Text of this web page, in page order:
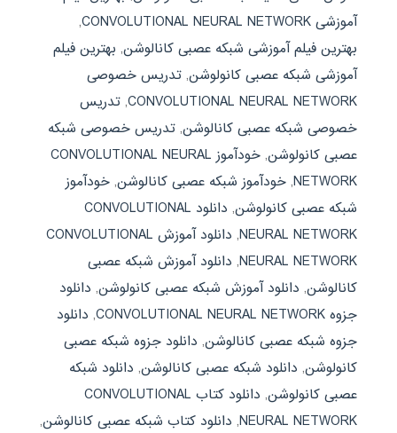
آموزشی CONVOLUTIONAL NEURAL NETWORK
,
بهترین فیلم آموزشی شبکه عصبی کانالوشن, بهترین فیلم
آموزشی شبکه عصبی کانولوشن, تدریس خصوصی
CONVOLUTIONAL NEURAL NETWORK
, تدریس
خصوصی شبکه عصبی کانالوشن, تدریس خصوصی شبکه
عصبی کانولوشن,
خودآموز CONVOLUTIONAL NEURAL
NETWORK
, خودآموز شبکه عصبی کانالوشن, خودآموز
شبکه عصبی کانولوشن,
دانلود CONVOLUTIONAL
NEURAL NETWORK
,
دانلود آموزش CONVOLUTIONAL
NEURAL NETWORK
, دانلود آموزش شبکه عصبی
کانالوشن, دانلود آموزش شبکه عصبی کانولوشن, دانلود
جزوه CONVOLUTIONAL NEURAL NETWORK
, دانلود
جزوه شبکه عصبی کانالوشن, دانلود جزوه شبکه عصبی
کانولوشن, دانلود شبکه عصبی کانالوشن, دانلود شبکه
عصبی کانولوشن,
دانلود کتاب CONVOLUTIONAL
NEURAL NETWORK
, دانلود کتاب شبکه عصبی کانالوشن,